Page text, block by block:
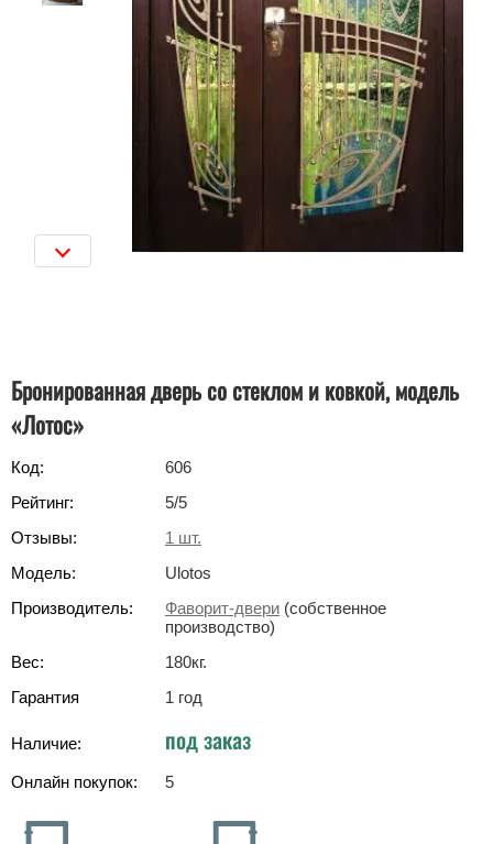
Бронированная дверь со стеклом и ковкой, модель
«Лотос»
Код:
606
Рейтинг:
5/5
Отзывы:
1 шт.
Модель:
Ulotos
Производитель:
Фаворит-двери (собственное
производство)
Вес:
180кг.
Гарантия
1 год
Наличие: под заказ
Онлайн покупок: 5